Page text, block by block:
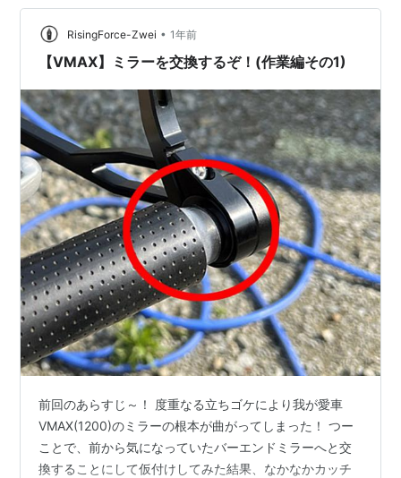
ット： デメリット： 私見：このミラー、もはや“走る美
術品”だった まとめ：視界にこだわるなら、選ぶ価値あり
リンク
RisingForce-Zwei • 1年前
【VMAX】ミラーを交換するぞ！(作業編その1)
前回のあらすじ～！ 度重なる立ちゴケにより我が愛車
VMAX(1200)のミラーの根本が曲がってしまった！ つー
ことで、前から気になっていたバーエンドミラーへと交
換することにして仮付けしてみた結果、なかなかカッチ